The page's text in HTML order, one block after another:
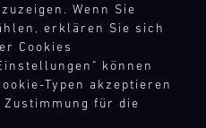
Wenn Sie
erklären Sie sich
Cookies
können
Typen akzeptieren
für die